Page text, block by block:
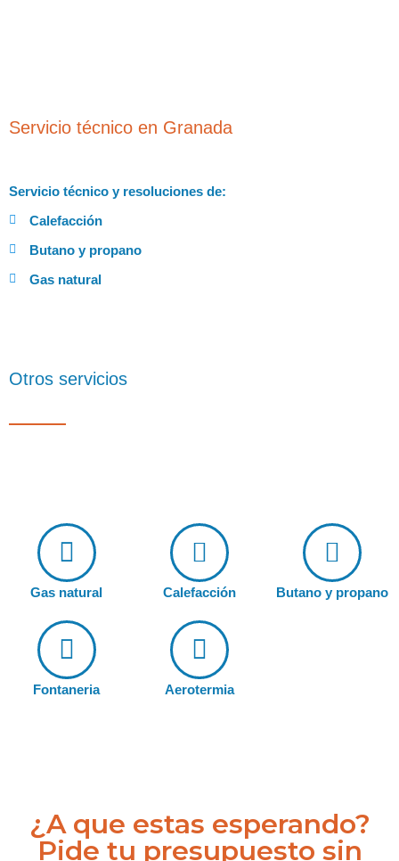
Servicio técnico en Granada
Servicio técnico y resoluciones de:
Calefacción
Butano y propano
Gas natural
Otros servicios
Gas natural Calefacción Butano y propano
Fontaneria Aerotermia
¿A que estas esperando?
Pide tu presupuesto sin